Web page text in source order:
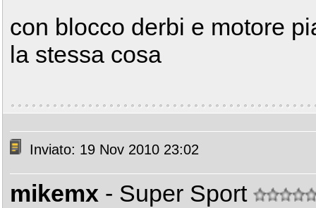
con blocco derbi e motore
la stessa cosa
Inviato: 19 Nov 2010 23:02
mikemx - Super Sport